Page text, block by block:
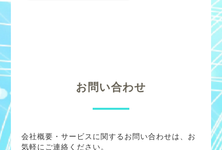
お問い合わせ
会社概要・サービスに関するお問い合わせは、お
気軽にご連絡ください。